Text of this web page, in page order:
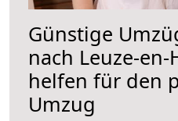
Günstige
nach Leuze-
helfen für den
Umzug